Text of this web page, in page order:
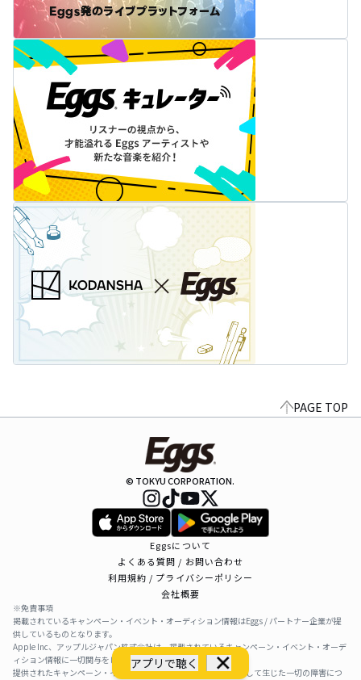
アプリで聴く
PAGE TOP
© TOKYU CORPORATION.
Eggsについて
よくある質問 / お問い合わせ
利用規約 / プライバシーポリシー
会社概要
※免責事項
掲載されているキャンペーン・イベント・オーディション情報はEggs / パートナー企業が提
供しているものとなります。
Apple Inc、アップルジャパン株式会社は、掲載されているキャンペーン・イベント・オーデ
ィション情報に一切関与をしておりません。
提供されたキャンペーン・イベント・オーディション情報を利用して生じた一切の障害につ